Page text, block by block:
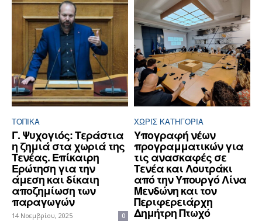
ΤΟΠΙΚΑ
Γ. Ψυχογιός: Τεράστια
η ζημιά στα χωριά της
Τενέας. Επίκαιρη
Ερώτηση για την
άμεση και δίκαιη
αποζημίωση των
παραγωγών
14 Νοεμβρίου, 2025 0
ΧΩΡΊΣ ΚΑΤΗΓΟΡΊΑ
Υπογραφή νέων
προγραμματικών για
τις ανασκαφές σε
Τενέα και Λουτράκι
από την Υπουργό Λίνα
Μενδώνη και τον
Περιφερειάρχη
Δημήτρη Πτωχό